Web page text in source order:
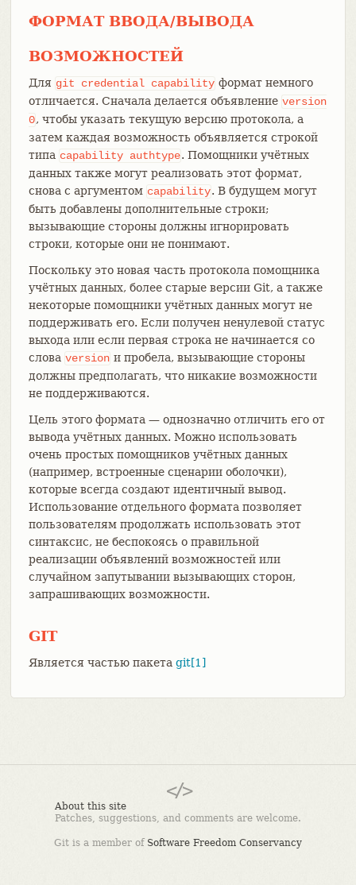
ФОРМАТ ВВОДА/ВЫВОДА
ВОЗМОЖНОСТЕЙ
Для git credential capability формат немного
отличается. Сначала делается объявление version
0, чтобы указать текущую версию протокола, а
затем каждая возможность объявляется строкой
типа capability authtype. Помощники учётных
данных также могут реализовать этот формат,
снова с аргументом capability. В будущем могут
быть добавлены дополнительные строки;
вызывающие стороны должны игнорировать
строки, которые они не понимают.
Поскольку это новая часть протокола помощника
учётных данных, более старые версии Git, а также
некоторые помощники учётных данных могут не
поддерживать его. Если получен ненулевой статус
выхода или если первая строка не начинается со
слова version и пробела, вызывающие стороны
должны предполагать, что никакие возможности
не поддерживаются.
Цель этого формата — однозначно отличить его от
вывода учётных данных. Можно использовать
очень простых помощников учётных данных
(например, встроенные сценарии оболочки),
которые всегда создают идентичный вывод.
Использование отдельного формата позволяет
пользователям продолжать использовать этот
синтаксис, не беспокоясь о правильной
реализации объявлений возможностей или
случайном запутывании вызывающих сторон,
запрашивающих возможности.
GIT
Является частью пакета git[1]
About this site
Patches, suggestions, and comments are welcome.
Git is a member of Software Freedom Conservancy